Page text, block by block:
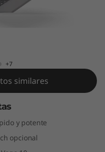
+7
similares
y potente
opcional